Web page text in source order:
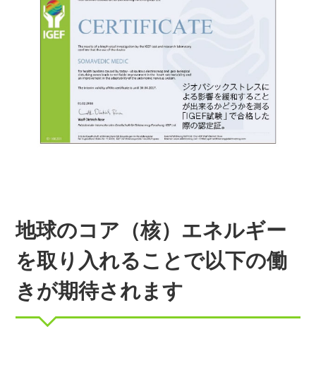
地球のコア（核）エネルギー
を取り入れることで以下の働
きが期待されます